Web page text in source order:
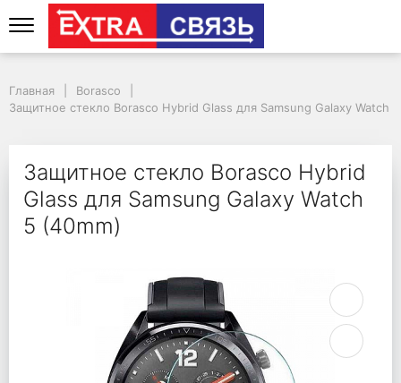
Защитное стекло
Главная
Borasco
Защитное стекло Borasco Hybrid Glass для Samsung Galaxy Watch
Защитное стекло Borasco Hybrid
Glass для Samsung Galaxy Watch
5 (40mm)